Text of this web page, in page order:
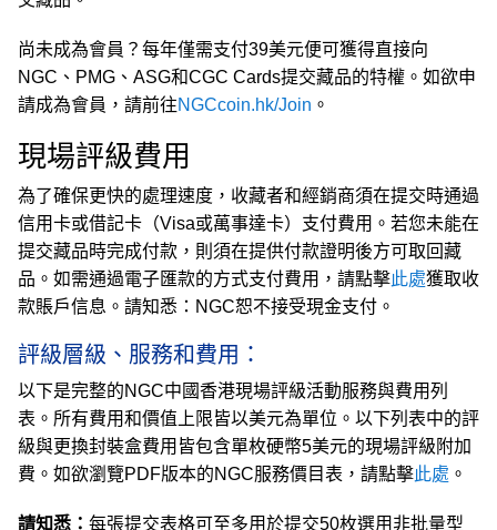
尚未成為會員？每年僅需支付39美元便可獲得直接向
NGC、PMG、ASG和CGC Cards提交藏品的特權。如欲申
請成為會員，請前往NGCcoin.hk/Join 。
現場評級費用
為了確保更快的處理速度，收藏者和經銷商須在提交時通過
信用卡或借記卡（Visa或萬事達卡）支付費用。若您未能在
提交藏品時完成付款，則須在提供付款證明後方可取回藏
品。如需通過電子匯款的方式支付費用，請點擊此處獲取收
款賬戶信息。請知悉：NGC恕不接受現金支付。
評級層級、服務和費用：
以下是完整的NGC中國香港現場評級活動服務與費用列
表。所有費用和價值上限皆以美元為單位。以下列表中的評
級與更換封裝盒費用皆包含單枚硬幣5美元的現場評級附加
費。如欲瀏覽PDF版本的NGC服務價目表，請點擊此處 。
請知悉： 每張提交表格可至多用於提交50枚選用非批量型